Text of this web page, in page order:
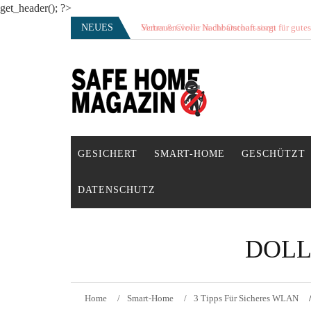
get_header(); ?>
NEUES Vertrauensvolle Nachbarschaft sorgt für
SAFE HOME Magazin
Sicherlich sicher ich
GESICHERT SMART-HOME GESCHÜTZT
DATENSCHUTZ
Home Smart-Home 3 Tipps Für Sicheres WLAN